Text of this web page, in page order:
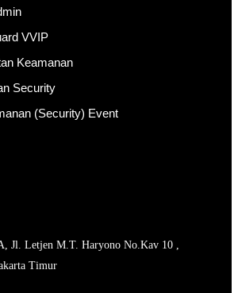
VVIP
Keamanan
Security
(Security) Event
Jl. Letjen M.T. Haryono No.Kav 10 ,
Timur